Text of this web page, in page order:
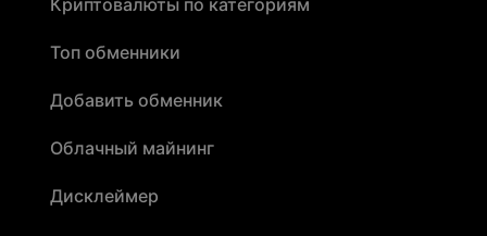
Криптовалюты по категориям
Топ обменники
Добавить обменник
Облачный майнинг
Дисклеймер